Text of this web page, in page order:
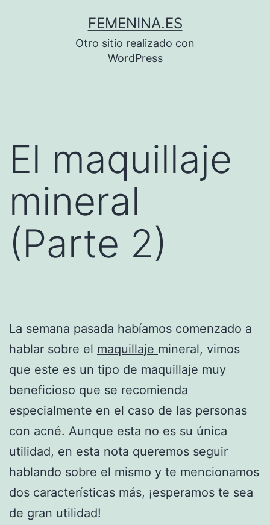
FEMENINA.ES
Otro sitio realizado con
WordPress
El maquillaje
mineral
(Parte 2)
La semana pasada habíamos comenzado a
hablar sobre el maquillaje mineral, vimos
que este es un tipo de maquillaje muy
beneficioso que se recomienda
especialmente en el caso de las personas
con acné. Aunque esta no es su única
utilidad, en esta nota queremos seguir
hablando sobre el mismo y te mencionamos
dos características más, ¡esperamos te sea
de gran utilidad!